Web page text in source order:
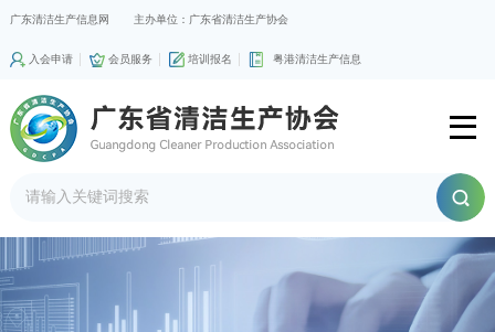
广东清洁生产信息网 主办单位：广东省清洁生产协会
入会申请 会员服务 培训报名 粤港清洁生产信息